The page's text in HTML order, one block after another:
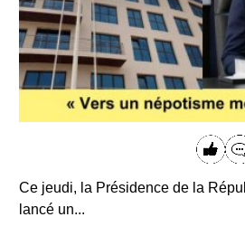
Ce jeudi, la Présidence de la
lancé un...